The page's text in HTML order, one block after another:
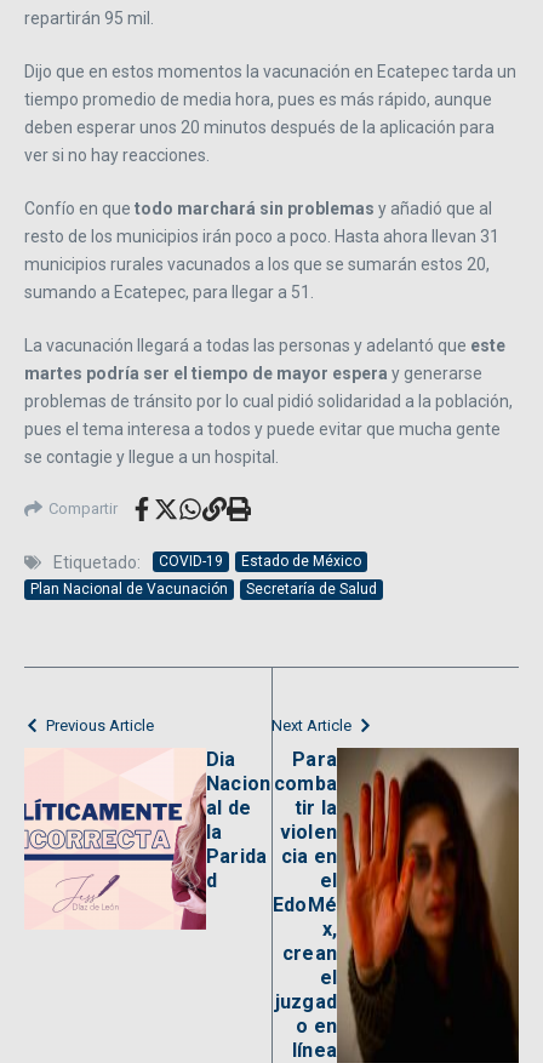
repartirán 95 mil.
Dijo que en estos momentos la vacunación en Ecatepec tarda un
tiempo promedio de media hora, pues es más rápido, aunque
deben esperar unos 20 minutos después de la aplicación para
ver si no hay reacciones.
Confío en que todo marchará sin problemas y añadió que al
resto de los municipios irán poco a poco. Hasta ahora llevan 31
municipios rurales vacunados a los que se sumarán estos 20,
sumando a Ecatepec, para llegar a 51.
La vacunación llegará a todas las personas y adelantó que este
martes podría ser el tiempo de mayor espera y generarse
problemas de tránsito por lo cual pidió solidaridad a la población,
pues el tema interesa a todos y puede evitar que mucha gente
se contagie y llegue a un hospital.
Compartir
Etiquetado: COVID-19
Estado de México
Plan Nacional de Vacunación
Secretaría de Salud
Previous Article
Dia
Nacion
al de
la
Parida
d
Next Article
Para
comba
tir la
violen
cia en
el
EdoMé
x,
crean
el
juzgad
o en
línea